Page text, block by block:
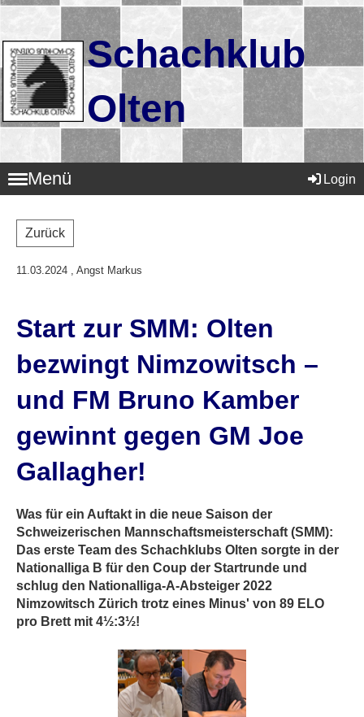
Schachklub
Olten
Menü Login
Zurück
11.03.2024 , Angst Markus
Start zur SMM: Olten
bezwingt Nimzowitsch –
und FM Bruno Kamber
gewinnt gegen GM Joe
Gallagher!
Was für ein Auftakt in die neue Saison der
Schweizerischen Mannschaftsmeisterschaft (SMM):
Das erste Team des Schachklubs Olten sorgte in der
Nationalliga B für den Coup der Startrunde und
schlug den Nationalliga-A-Absteiger 2022
Nimzowitsch Zürich trotz eines Minus' von 89 ELO
pro Brett mit 4½:3½!